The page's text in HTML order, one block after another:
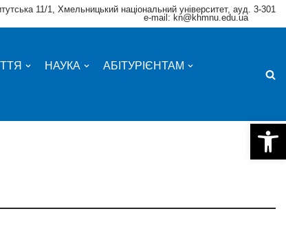
11/1, Хмельницький національний університет, ауд. 3-301
e-mail: kn@khmnu.edu.ua
НАУКА
АБІТУРІЄНТАМ